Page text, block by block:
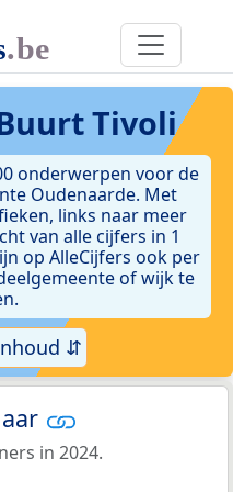
Tivoli
onderwerpen voor de
Oudenaarde. Met
links naar meer
van alle cijfers in 1
op AlleCijfers ook per
of wijk te
⇵
in 2024.